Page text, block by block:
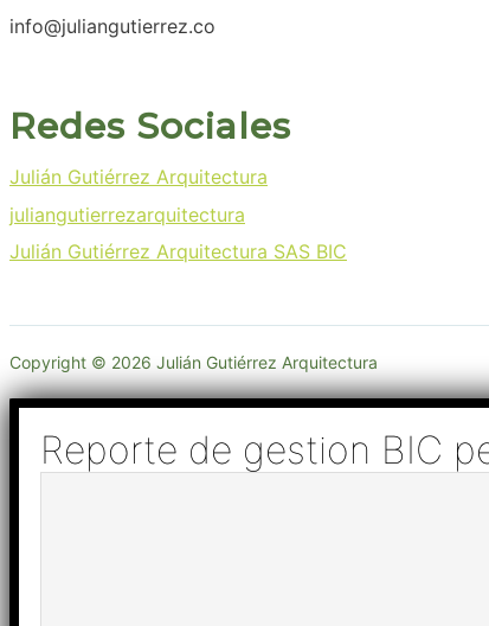
info@juliangutierrez.co
Redes Sociales
Julián Gutiérrez Arquitectura
juliangutierrezarquitectura
Julián Gutiérrez Arquitectura SAS BIC
Copyright © 2026 Julián Gutiérrez Arquitectura
Reporte de gestion BIC